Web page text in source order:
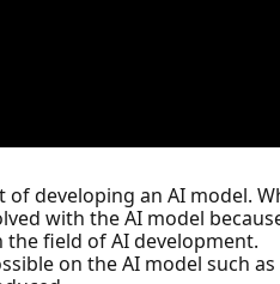
of developing an AI model.
with the AI model
the field of AI development.
on the AI model such